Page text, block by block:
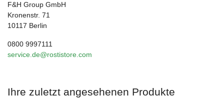
F&H Group GmbH
Kronenstr. 71
10117 Berlin
0800 9997111
service.de@rostistore.com
Ihre zuletzt angesehenen Produkte